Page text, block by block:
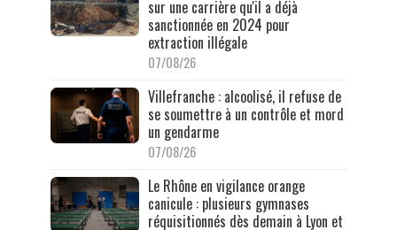
sur une carrière qu'il a déjà
sanctionnée en 2024 pour
extraction illégale
07/08/26
Villefranche : alcoolisé, il refuse de
se soumettre à un contrôle et mord
un gendarme
07/08/26
Le Rhône en vigilance orange
canicule : plusieurs gymnases
réquisitionnés dès demain à Lyon et